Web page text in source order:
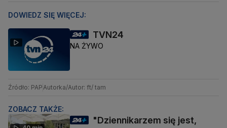
DOWIEDZ SIĘ WIĘCEJ:
TVN24
NA ŻYWO
Źródło: PAPAutorka/Autor: ft/ tam
ZOBACZ TAKŻE:
"Dziennikarzem się jest,